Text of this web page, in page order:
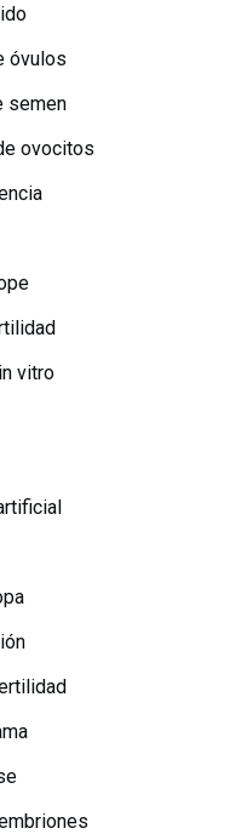
óvulos
semen
ovocitos
vitro